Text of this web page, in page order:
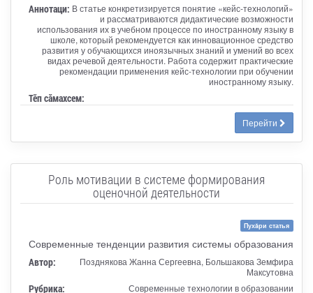
Аннотаци: В статье конкретизируется понятие «кейс-технологий»
и рассматриваются дидактические возможности
использования их в учебном процессе по иностранному языку в
школе, который рекомендуется как инновационное средство
развития у обучающихся иноязычных знаний и умений во всех
видах речевой деятельности. Работа содержит практические
рекомендации применения кейс-технологии при обучении
иностранному языку.
Тӗп сӑмахсем:
Перейти
Роль мотивации в системе формирования
оценочной деятельности
Пухăри статья
Современные тенденции развития системы образования
Автор:
Позднякова Жанна Сергеевна, Большакова Земфира
Максутовна
Рубрика: Современные технологии в образовании